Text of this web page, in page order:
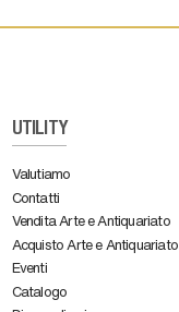
UTILITY
Valutiamo
Contatti
Vendita Arte e Antiquariato
Acquisto Arte e Antiquariato
Eventi
Catalogo